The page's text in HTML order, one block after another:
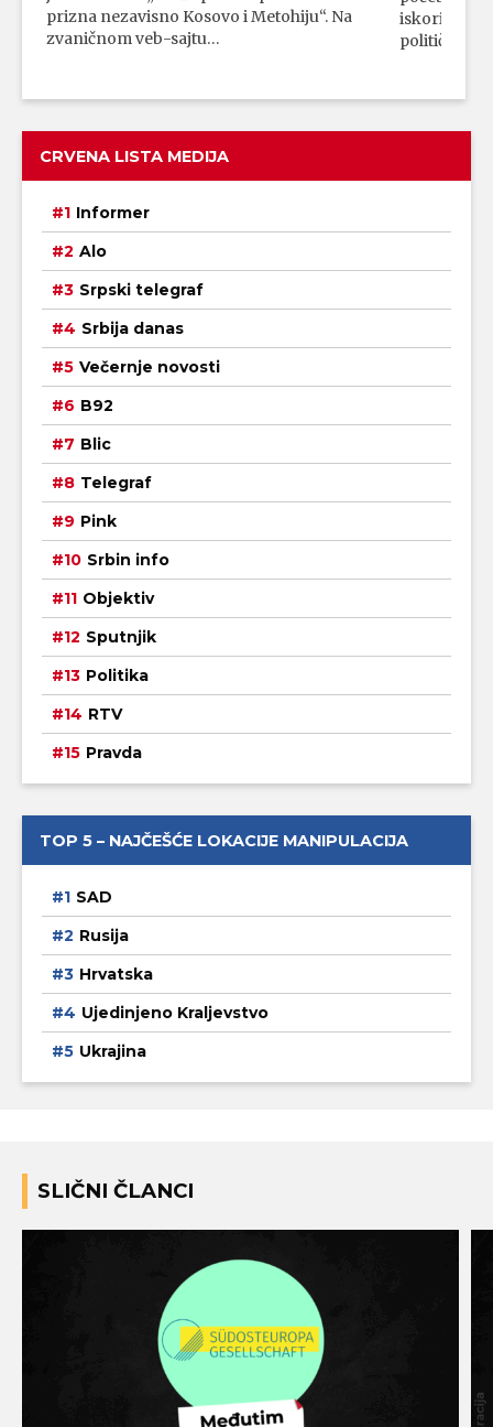
prizna nezavisno Kosovo i Metohiju“. Na
zvaničnom veb-sajtu…
iskorišćava
političkim
CRVENA LISTA MEDIJA
Informer
Alo
Srpski telegraf
Srbija danas
Večernje novosti
B92
Blic
Telegraf
Pink
Srbin info
Objektiv
Sputnjik
Politika
RTV
Pravda
TOP 5 – NAJČEŠĆE LOKACIJE MANIPULACIJA
SAD
Rusija
Hrvatska
Ujedinjeno Kraljevstvo
Ukrajina
SLIČNI ČLANCI